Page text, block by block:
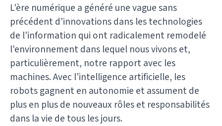
L'ère numérique a généré une vague sans
précédent d'innovations dans les technologies
de l'information qui ont radicalement remodelé
l'environnement dans lequel nous vivons et,
particulièrement, notre rapport avec les
machines. Avec l’intelligence artificielle, les
robots gagnent en autonomie et assument de
plus en plus de nouveaux rôles et responsabilités
dans la vie de tous les jours.